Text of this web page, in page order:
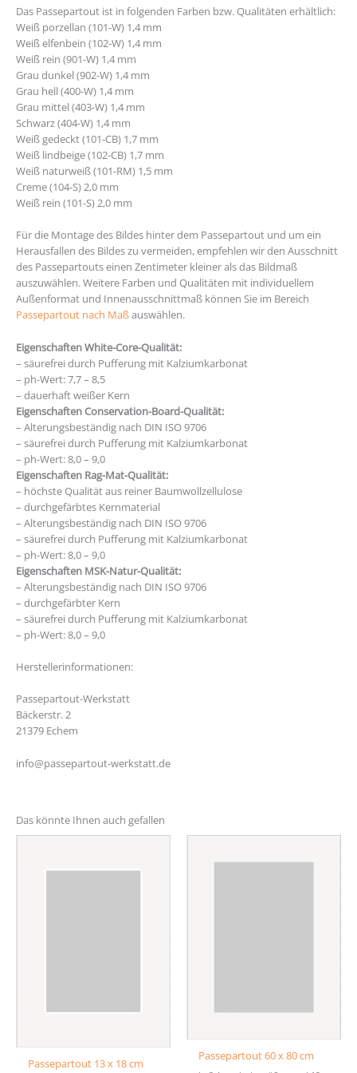
Das Passepartout ist in folgenden Farben bzw. Qualitäten erhältlich:
Weiß porzellan (101-W) 1,4 mm
Weiß elfenbein (102-W) 1,4 mm
Weiß rein (901-W) 1,4 mm
Grau dunkel (902-W) 1,4 mm
Grau hell (400-W) 1,4 mm
Grau mittel (403-W) 1,4 mm
Schwarz (404-W) 1,4 mm
Weiß gedeckt (101-CB) 1,7 mm
Weiß lindbeige (102-CB) 1,7 mm
Weiß naturweiß (101-RM) 1,5 mm
Creme (104-S) 2,0 mm
Weiß rein (101-S) 2,0 mm
Für die Montage des Bildes hinter dem Passepartout und um ein
Herausfallen des Bildes zu vermeiden, empfehlen wir den Ausschnitt
des Passepartouts einen Zentimeter kleiner als das Bildmaß
auszuwählen. Weitere Farben und Qualitäten mit individuellem
Außenformat und Innenausschnittmaß können Sie im Bereich
Passepartout nach Maßauswählen.
Eigenschaften White-Core-Qualität:
– säurefrei durch Pufferung mit Kalziumkarbonat
– ph-Wert: 7,7 – 8,5
– dauerhaft weißer Kern
Eigenschaften Conservation-Board-Qualität:
– Alterungsbeständig nach DIN ISO 9706
– säurefrei durch Pufferung mit Kalziumkarbonat
– ph-Wert: 8,0 – 9,0
Eigenschaften Rag-Mat-Qualität:
– höchste Qualität aus reiner Baumwollzellulose
– durchgefärbtes Kernmaterial
– Alterungsbeständig nach DIN ISO 9706
– säurefrei durch Pufferung mit Kalziumkarbonat
– ph-Wert: 8,0 – 9,0
Eigenschaften MSK-Natur-Qualität:
– Alterungsbeständig nach DIN ISO 9706
– durchgefärbter Kern
– säurefrei durch Pufferung mit Kalziumkarbonat
– ph-Wert: 8,0 – 9,0
Herstellerinformationen:
Passepartout-Werkstatt
Bäckerstr. 2
21379 Echem
info@passepartout-werkstatt.de
Das könnte Ihnen auch gefallen
Passepartout 13 x 18 cm
Passepartout 60 x 80 cm